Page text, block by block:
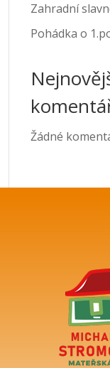
Zahradní
Pohádka o
Žádné